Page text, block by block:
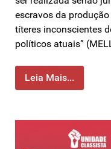
escravos da
títeres inconscientes
políticos atuais”
Leia Mais...